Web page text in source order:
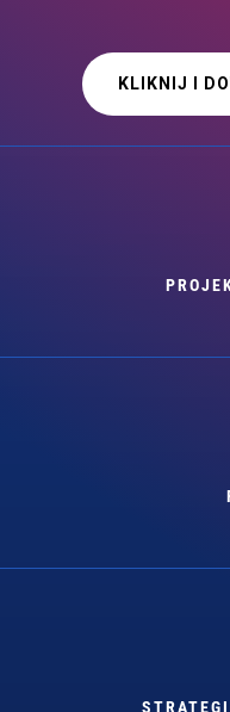
KLIKNIJ I